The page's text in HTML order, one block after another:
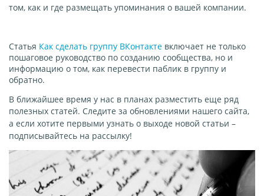
том, как и где размещать упоминания о вашей компании.
Статья Как сделать группу ВКонтакте включает не только
пошаговое руководство по созданию сообщества, но и
информацию о том, как перевести паблик в группу и
обратно.
В ближайшее время у нас в планах разместить еще ряд
полезных статей. Следите за обновлениями нашего сайта,
а если хотите первыми узнать о выходе новой статьи –
подписывайтесь на рассылку!